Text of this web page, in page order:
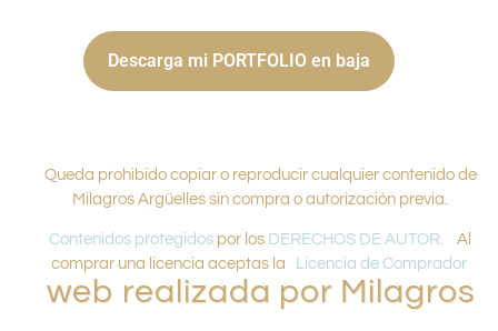
Descarga mi PORTFOLIO en baja
Queda prohibido copiar o reproducir cualquier contenido de
Milagros Argüelles sin compra o autorización previa.
Contenidos protegidos por los DERECHOS DE AUTOR. Al
comprar una licencia aceptas la
Licencia de Comprador
web realizada por Milagros